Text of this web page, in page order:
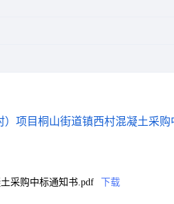
项目桐山街道镇西村混凝土采购
采购中标通知书.pdf
下载